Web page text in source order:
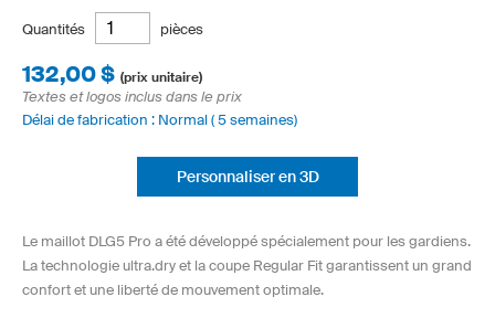
Quantités pièces
132,00 $ (prix unitaire)
Textes et logos inclus dans le prix
Délai de fabrication : Normal ( 5 semaines)
Personnaliser en 3D
Le maillot DLG5 Pro a été développé spécialement pour les gardiens.
La technologie ultra.dry et la coupe Regular Fit garantissent un grand
confort et une liberté de mouvement optimale.